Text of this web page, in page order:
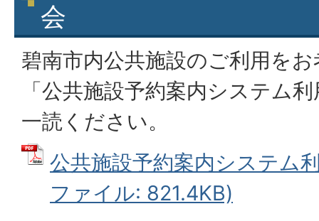
会
碧南市内公共施設のご利用を
「公共施設予約案内システム
一読ください。
公共施設予約案内システム
ファイル: 821.4KB)